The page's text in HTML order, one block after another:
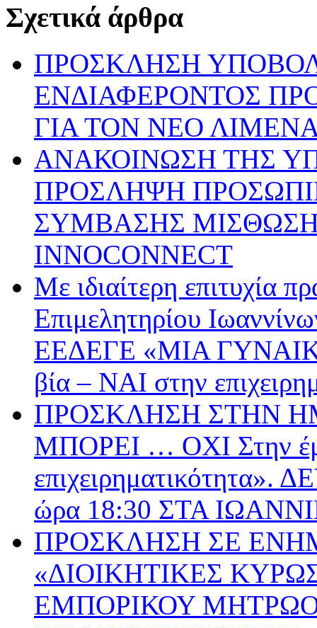
Σχετικά άρθρα
ΠΡΟΣΚΛΗΣΗ
ΕΝΔΙΑΦΕΡΟΝΤΟΣ
ΓΙΑ ΤΟΝ ΝΕΟ
ΑΝΑΚΟΙΝΩΣΗ ΤΗΣ
ΠΡΟΣΛΗΨΗ
ΣΥΜΒΑΣΗΣ
INNOCONNECT
Με ιδιαίτερη επιτυχία
Επιμελητηρίου
ΕΕΔΕΓΕ «ΜΙΑ
βία – ΝΑΙ στην
ΠΡΟΣΚΛΗΣΗ ΣΤΗΝ
ΜΠΟΡΕΙ … ΟΧΙ Στην
ώρα 18:30 ΣΤΑ
ΠΡΟΣΚΛΗΣΗ ΣΕ
«ΔΙΟΙΚΗΤΙΚΕΣ
ΕΜΠΟΡΙΚΟΥ